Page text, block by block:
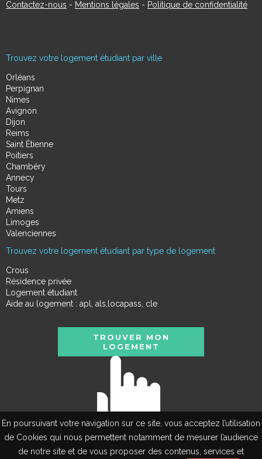
En poursuivant votre navigation sur ce site, vous acceptez l’utilisation
de Cookies qui nous permettent notamment de mesurer l’audience
de notre site et de vous proposer des contenus, services et
Contactez-nous - Mentions légales - Politique de confidentialité
Trouvez votre logement étudiant par ville
Orléans
Perpignan
Nimes
Avignon
Dijon
Reims
Saint Étienne
Poitiers
Chambéry
Annecy
Tours
Metz
Amiens
Limoges
Valenciennes
Trouvez votre logement étudiant par type de logement
Crous
Résidence privée
Logement étudiant
Aide au logement : apl, als,locapass, cle
TROUVER MON
LOGEMENT